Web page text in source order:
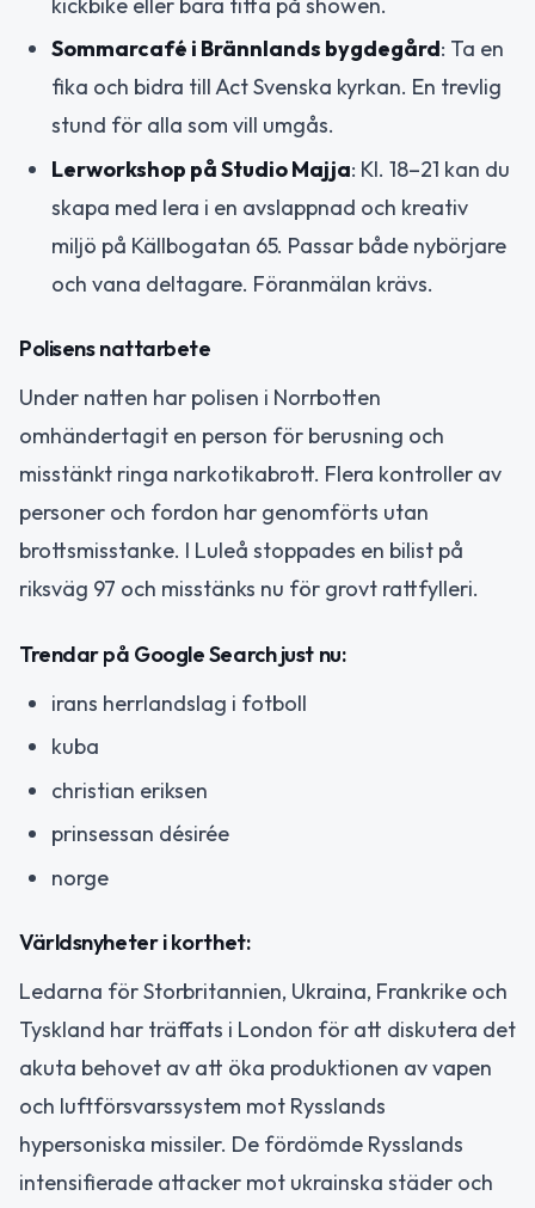
Sommarcafé i Brännlands bygdegård: Ta en
fika och bidra till Act Svenska kyrkan. En trevlig
stund för alla som vill umgås.
Lerworkshop på Studio Majja: Kl. 18–21 kan du
skapa med lera i en avslappnad och kreativ
miljö på Källbogatan 65. Passar både nybörjare
och vana deltagare. Föranmälan krävs.
Polisens nattarbete
Under natten har polisen i Norrbotten
omhändertagit en person för berusning och
misstänkt ringa narkotikabrott. Flera kontroller av
personer och fordon har genomförts utan
brottsmisstanke. I Luleå stoppades en bilist på
riksväg 97 och misstänks nu för grovt rattfylleri.
Trendar på Google Search just nu:
irans herrlandslag i fotboll
kuba
christian eriksen
prinsessan désirée
norge
Världsnyheter i korthet:
Ledarna för Storbritannien, Ukraina, Frankrike och
Tyskland har träffats i London för att diskutera det
akuta behovet av att öka produktionen av vapen
och luftförsvarssystem mot Rysslands
hypersoniska missiler. De fördömde Rysslands
intensifierade attacker mot ukrainska städer och